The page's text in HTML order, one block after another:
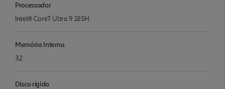
Processador
Intel® CoreT Ultra 9 185H
Memória Interna
32
Disco rígido